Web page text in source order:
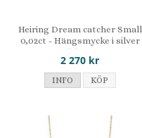
Heiring Dream catcher Small
0,02ct - Hängsmycke i silver
med diamant
2 270 kr
INFO KÖP